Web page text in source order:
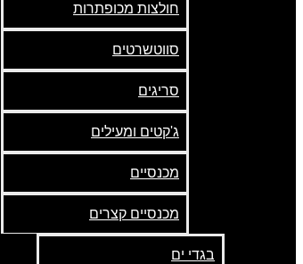
חולצות מכופתרות
סווטשרטים
סריגים
ג'קטים ומעילים
מכנסיים
מכנסיים קצרים
בגדי ים